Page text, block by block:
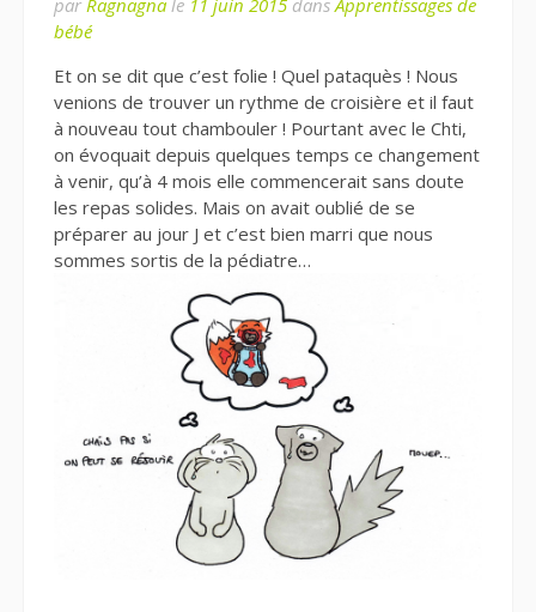
par Ragnagna le 11 juin 2015 dansApprentissages de
bébé
Et on se dit que c’est folie ! Quel pataquès ! Nous
venions de trouver un rythme de croisière et il faut
à nouveau tout chambouler ! Pourtant avec le Chti,
on évoquait depuis quelques temps ce changement
à venir, qu’à 4 mois elle commencerait sans doute
les repas solides. Mais on avait oublié de se
préparer au jour J et c’est bien marri que nous
sommes sortis de la pédiatre…